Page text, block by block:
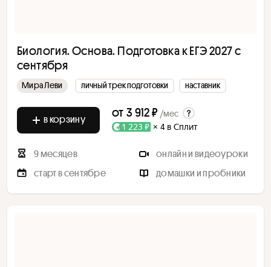
Биология. Основа. Подготовка к ЕГЭ 2027 с
cентября
Мира Леви личный трек подготовки наставник
в корзину от 3 912 ₽ /мес
1 223 ₽ × 4 в Сплит
9 месяцев
онлайн и видеоуроки
старт в сентябре
домашки и пробники